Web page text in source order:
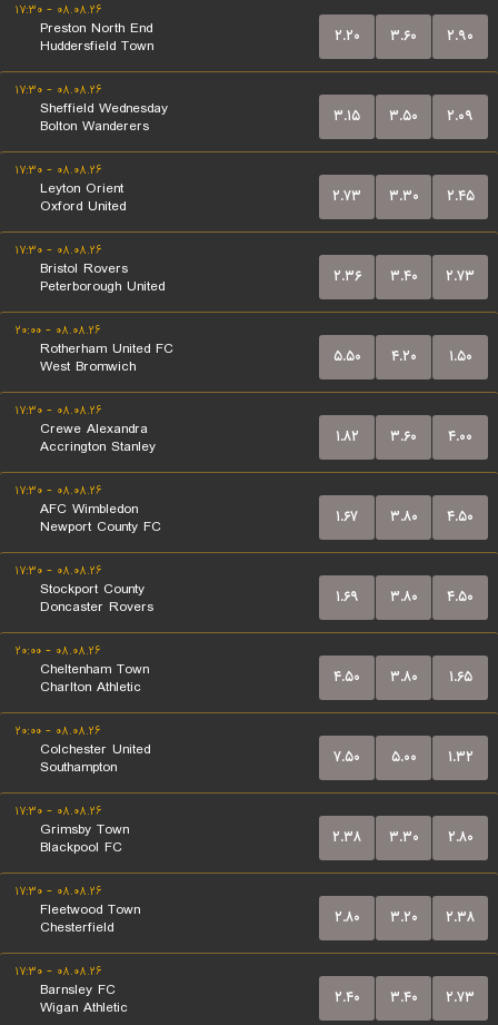
۰۸.۰۸.۲۶ - ۱۷:۳۰
Preston North End
Huddersfield Town
۲.۲۰ ۳.۶۰ ۲.۹۰
۰۸.۰۸.۲۶ - ۱۷:۳۰
Sheffield Wednesday
Bolton Wanderers
۳.۱۵ ۳.۵۰ ۲.۰۹
۰۸.۰۸.۲۶ - ۱۷:۳۰
Leyton Orient
Oxford United
۲.۷۳ ۳.۳۰ ۲.۴۵
۰۸.۰۸.۲۶ - ۱۷:۳۰
Bristol Rovers
Peterborough United
۲.۳۶ ۳.۴۰ ۲.۷۳
۰۸.۰۸.۲۶ - ۲۰:۰۰
Rotherham United FC
West Bromwich
۵.۵۰ ۴.۲۰ ۱.۵۰
۰۸.۰۸.۲۶ - ۱۷:۳۰
Crewe Alexandra
Accrington Stanley
۱.۸۲ ۳.۶۰ ۴.۰۰
۰۸.۰۸.۲۶ - ۱۷:۳۰
AFC Wimbledon
Newport County FC
۱.۶۷ ۳.۸۰ ۴.۵۰
۰۸.۰۸.۲۶ - ۱۷:۳۰
Stockport County
Doncaster Rovers
۱.۶۹ ۳.۸۰ ۴.۵۰
۰۸.۰۸.۲۶ - ۲۰:۰۰
Cheltenham Town
Charlton Athletic
۴.۵۰ ۳.۸۰ ۱.۶۵
۰۸.۰۸.۲۶ - ۲۰:۰۰
Colchester United
Southampton
۷.۵۰ ۵.۰۰ ۱.۳۲
۰۸.۰۸.۲۶ - ۱۷:۳۰
Grimsby Town
Blackpool FC
۲.۳۸ ۳.۳۰ ۲.۸۰
۰۸.۰۸.۲۶ - ۱۷:۳۰
Fleetwood Town
Chesterfield
۲.۸۰ ۳.۲۰ ۲.۳۸
۰۸.۰۸.۲۶ - ۱۷:۳۰
Barnsley FC
Wigan Athletic
۲.۴۰ ۳.۴۰ ۲.۷۳